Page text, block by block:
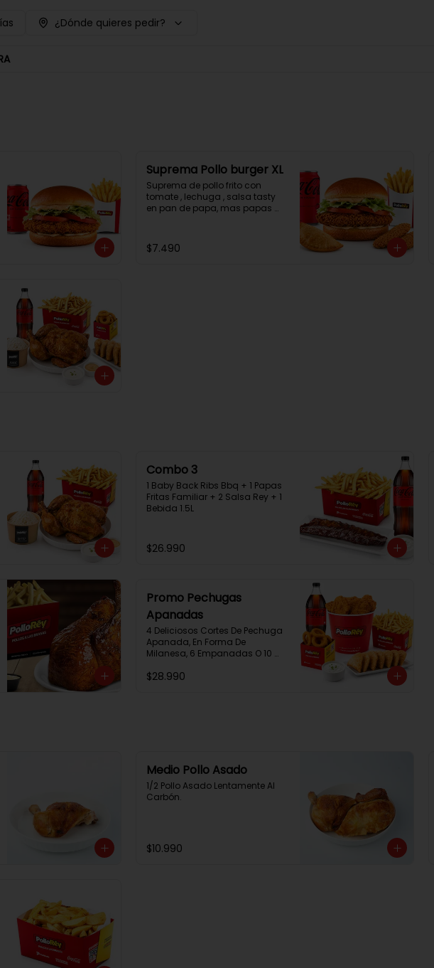
¿Dónde quieres pedir?
Suprema Pollo burger XL
Suprema de pollo frito con
tomate , lechuga , salsa tasty
en pan de papa, mas papas
$7.490
Combo 3
1 Baby Back Ribs Bbq + 1 Papas
Fritas Familiar + 2 Salsa Rey + 1
Bebida 1.5L
$26.990
Promo Pechugas
Apanadas
4 Deliciosos Cortes De Pechuga
Apanada, En Forma De
Milanesa, 6 Empanadas O 10
1 Bebida De 1.5 Litros, 2 Salsas
$28.990
Medio Pollo Asado
1/2 Pollo Asado Lentamente Al
Carbón.
$10.990